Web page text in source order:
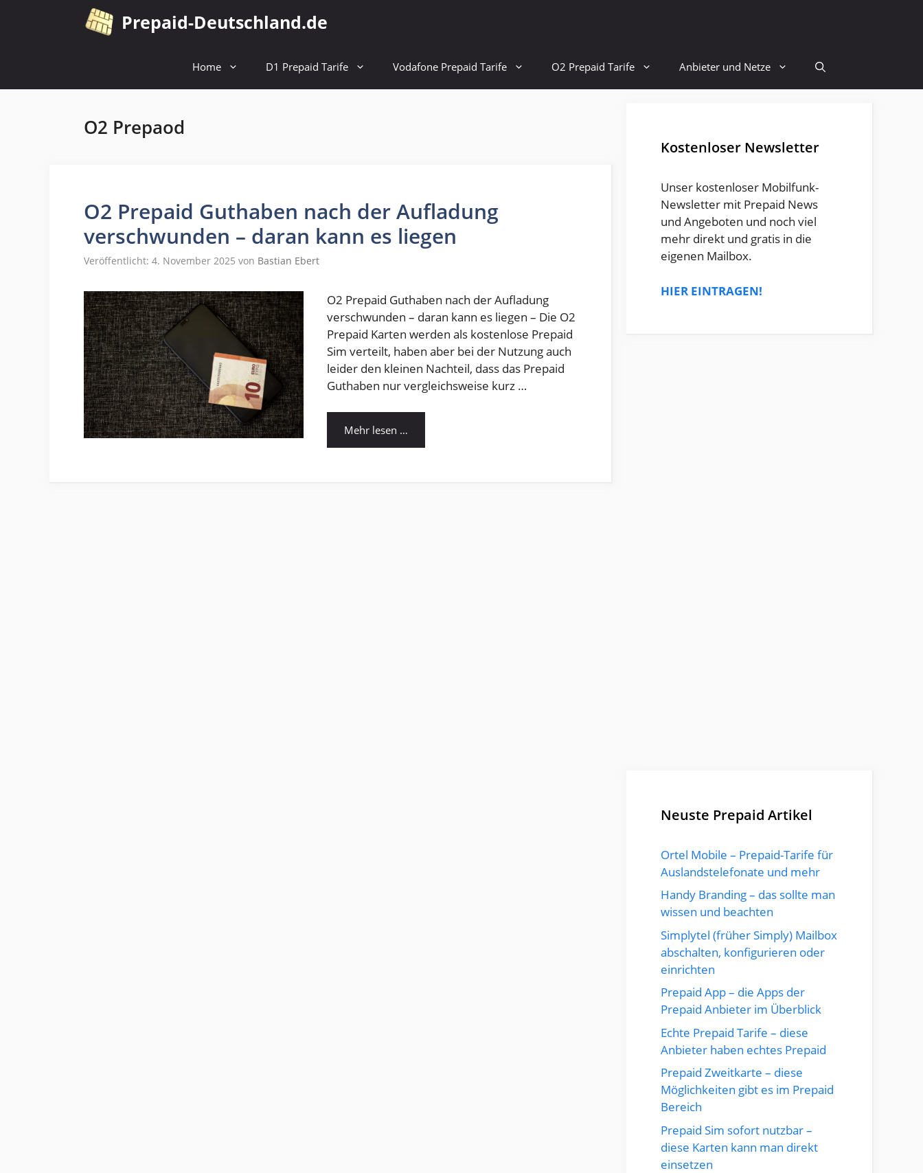
Prepaid-Deutschland.de
Home D1 Prepaid Tarife Vodafone Prepaid Tarife O2 Prepaid Tarife Anbieter und Netze
O2 Prepaod
O2 Prepaid Guthaben nach der Aufladung
verschwunden – daran kann es liegen
Veröffentlicht: 4. November 2025 von Bastian Ebert
O2 Prepaid Guthaben nach der Aufladung
verschwunden – daran kann es liegen – Die O2
Prepaid Karten werden als kostenlose Prepaid
Sim verteilt, haben aber bei der Nutzung auch
leider den kleinen Nachteil, dass das Prepaid
Guthaben nur vergleichsweise kurz …
Mehr lesen …
Kostenloser Newsletter
Unser kostenloser Mobilfunk-
Newsletter mit Prepaid News
und Angeboten und noch viel
mehr direkt und gratis in die
eigenen Mailbox.
HIER EINTRAGEN!
Neuste Prepaid Artikel
Ortel Mobile – Prepaid-Tarife für
Auslandstelefonate und mehr
Handy Branding – das sollte man
wissen und beachten
Simplytel (früher Simply) Mailbox
abschalten, konfigurieren oder
einrichten
Prepaid App – die Apps der
Prepaid Anbieter im Überblick
Echte Prepaid Tarife – diese
Anbieter haben echtes Prepaid
Prepaid Zweitkarte – diese
Möglichkeiten gibt es im Prepaid
Bereich
Prepaid Sim sofort nutzbar –
diese Karten kann man direkt
einsetzen